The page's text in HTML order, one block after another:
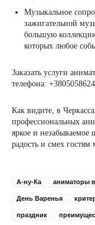
Музыкальное
зажигательной
большую
которых любое
Заказать услуги
телефона:
Как видите, в
профессиональных
яркое и
радость и смех гостям
А-ну-Ка аниматоры
День Варенья
праздник